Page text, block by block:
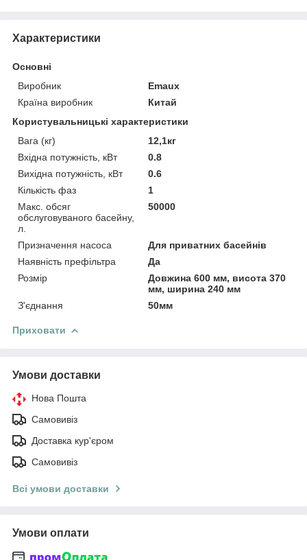
Характеристики
Основні
Виробник
Emaux
Країна виробник
Китай
Користувальницькі характеристики
Вага (кг)
12,1кг
Вхідна потужність, кВт
0.8
Вихідна потужність, кВт
0.6
Кількість фаз
1
Макс. обсяг
обслуговуваного басейну,
л.
50000
Призначення насоса
Для приватних басейнів
Наявність префільтра
Да
Розмір
Довжина 600 мм, висота 370
мм, ширина 240 мм
З'єднання
50мм
Приховати
Умови доставки
Нова Пошта
Самовивіз
Доставка кур'єром
Самовивіз
Всі умови доставки
Умови оплати